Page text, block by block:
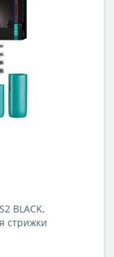
BLACK,
стрижки